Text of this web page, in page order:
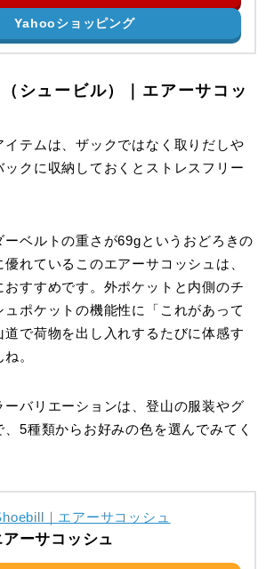
Yahooショッピング
ュービル）｜エアーサコッ
イテムは、ザックではなく取りだしや
ックに収納しておくとストレスフリー
ーベルトの重さが69gというおどろきの
れているこのエアーサコッシュは、
おすすめです。外ポケットと内側のチ
ュポケットの機能性に「これがあって
道で荷物を出し入れするたびに体感す
。
ーバリエーションは、登山の服装やグ
、5種類からお好みの色を選んでみてく
ーサコッシュ